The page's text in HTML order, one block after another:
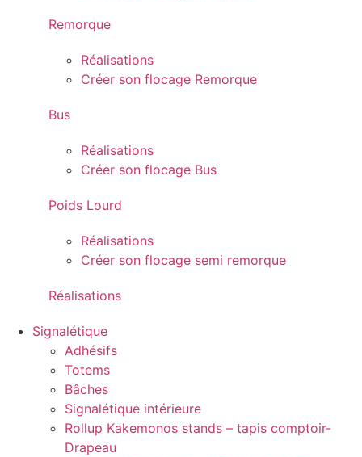
Remorque
Réalisations
Créer son flocage Remorque
Bus
Réalisations
Créer son flocage Bus
Poids Lourd
Réalisations
Créer son flocage semi remorque
Réalisations
Signalétique
Adhésifs
Totems
Bâches
Signalétique intérieure
Rollup Kakemonos stands – tapis comptoir-
Drapeau